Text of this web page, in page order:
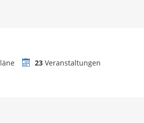
23 Veranstaltungen